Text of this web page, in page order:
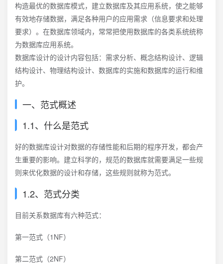
构造最优的数据库模式，建立数据库及其应用系统，使之能够
有效地存储数据，满足各种用户的应用需求（信息要求和处理
要求）。在数据库领域内，常常把使用数据库的各类系统统称
为数据库应用系统。
数据库设计的设计内容包括：需求分析、概念结构设计、逻辑
结构设计、物理结构设计、数据库的实施和数据库的运行和维
护。
一、范式概述
1.1、什么是范式
好的数据库设计对数据的存储性能和后期的程序开发，都会产
生重要的影响。建立科学的，规范的数据库就需要满足一些规
则来优化数据的设计和存储，这些规则就称为范式。
1.2、范式分类
目前关系数据库有六种范式：
第一范式（1NF）
第二范式（2NF）